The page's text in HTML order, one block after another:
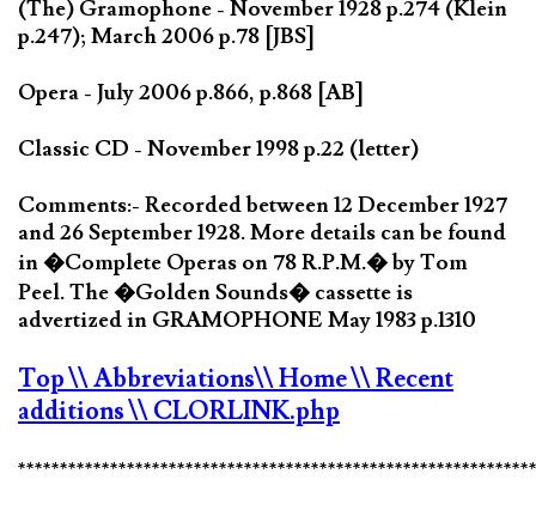
(The) Gramophone - November 1928 p.274 (Klein
p.247); March 2006 p.78 [JBS]
Opera - July 2006 p.866, p.868 [AB]
Classic CD - November 1998 p.22 (letter)
Comments:- Recorded between 12 December 1927
and 26 September 1928. More details can be found
in �Complete Operas on 78 R.P.M.� by Tom
Peel. The �Golden Sounds� cassette is
advertized in GRAMOPHONE May 1983 p.1310
Top\\ Abbreviations\\ Home\\ Recent
additions\\ CLORLINK.php